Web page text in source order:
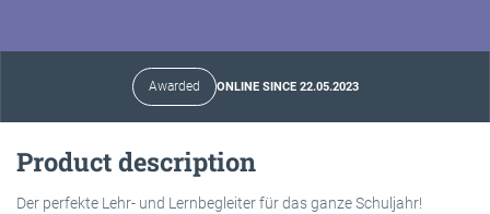
Awarded ONLINE SINCE 22.05.2023
Product description
Der perfekte Lehr- und Lernbegleiter für das ganze Schuljahr!